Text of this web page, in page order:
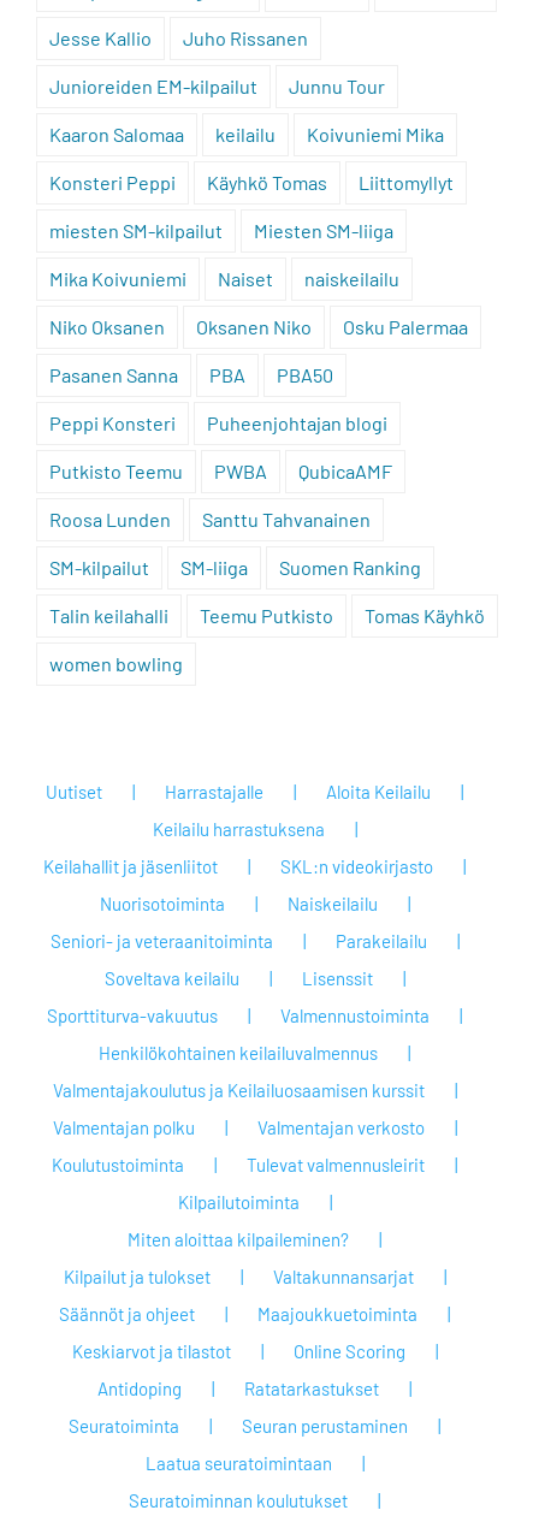
Jesse Kallio Juho Rissanen
Junioreiden EM-kilpailut Junnu Tour
Kaaron Salomaa keilailu Koivuniemi Mika
Konsteri Peppi Käyhkö Tomas Liittomyllyt
miesten SM-kilpailut Miesten SM-liiga
Mika Koivuniemi Naiset naiskeilailu
Niko Oksanen Oksanen Niko Osku Palermaa
Pasanen Sanna PBA PBA50
Peppi Konsteri Puheenjohtajan blogi
Putkisto Teemu PWBA QubicaAMF
Roosa Lunden Santtu Tahvanainen
SM-kilpailut SM-liiga Suomen Ranking
Talin keilahalli Teemu Putkisto Tomas Käyhkö
women bowling
Uutiset Harrastajalle
Aloita Keilailu
Keilailu harrastuksena
Keilahallit ja jäsenliitot
SKL:n videokirjasto
Nuorisotoiminta
Naiskeilailu
Seniori- ja veteraanitoiminta
Parakeilailu
Soveltava keilailu
Lisenssit
Sporttiturva-vakuutus
Valmennustoiminta
Henkilökohtainen keilailuvalmennus
Valmentajakoulutus ja Keilailuosaamisen kurssit
Valmentajan polku
Valmentajan verkosto
Koulutustoiminta
Tulevat valmennusleirit
Kilpailutoiminta
Miten aloittaa kilpaileminen?
Kilpailut ja tulokset
Valtakunnansarjat
Säännöt ja ohjeet
Maajoukkuetoiminta
Keskiarvot ja tilastot
Online Scoring
Antidoping
Ratatarkastukset
Seuratoiminta
Seuran perustaminen
Laatua seuratoimintaan
Seuratoiminnan koulutukset